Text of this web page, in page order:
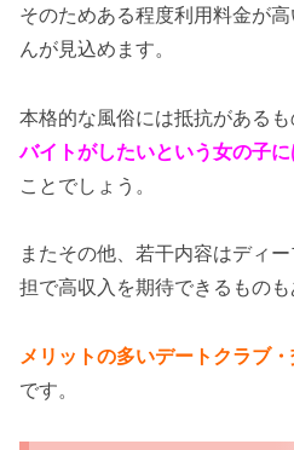
そのためある程度利用料金が
んが見込めます。
本格的な風俗には抵抗がある
バイトがしたいという女の子
ことでしょう。
またその他、若干内容はディ
担で高収入を期待できるものも
メリットの多いデートクラブ
です。